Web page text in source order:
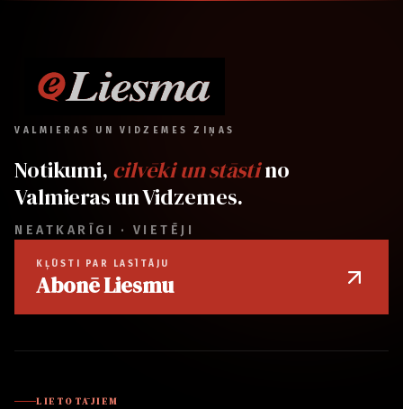
VALMIERAS UN VIDZEMES ZIŅAS
Notikumi, cilvēki un stāstino
Valmieras un Vidzemes.
NEATKARĪGI · VIETĒJI
KĻŪSTI PAR LASĪTĀJU
Abonē Liesmu
LIETOTĀJIEM